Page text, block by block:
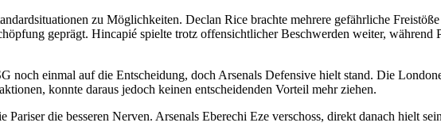
zu Möglichkeiten. Declan Rice brachte mehrere gefährliche
geprägt. Hincapié spielte trotz offensichtlicher Beschwerden weiter,
noch einmal auf die Entscheidung, doch Arsenals Defensive hielt stand. Die
konnte daraus jedoch keinen entscheidenden Vorteil mehr ziehen.
Pariser die besseren Nerven. Arsenals Eberechi Eze verschoss, direkt danach hielt